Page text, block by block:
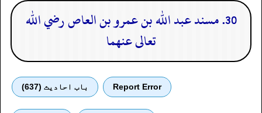
30. مسند عبد الله بن عمرو بن العاص رضي الله
تعالى عنهما
Report Error باب احادیث (637)